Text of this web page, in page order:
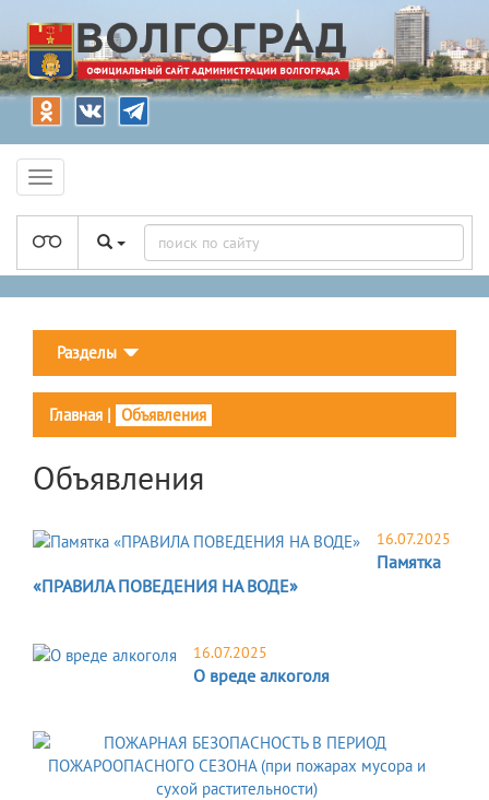
Разделы
Главная | Объявления
Объявления
16.07.2025
Памятка
«ПРАВИЛА ПОВЕДЕНИЯ НА ВОДЕ»
16.07.2025
О вреде алкоголя